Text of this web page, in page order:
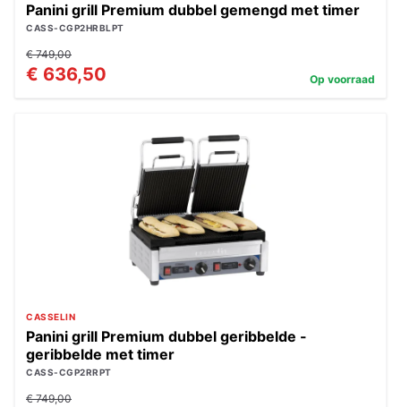
Panini grill Premium dubbel gemengd met timer
CASS-CGP2HRBLPT
€ 749,00
€ 636,50 Op voorraad
CASSELIN
Panini grill Premium dubbel geribbelde -
geribbelde met timer
CASS-CGP2RRPT
€ 749,00